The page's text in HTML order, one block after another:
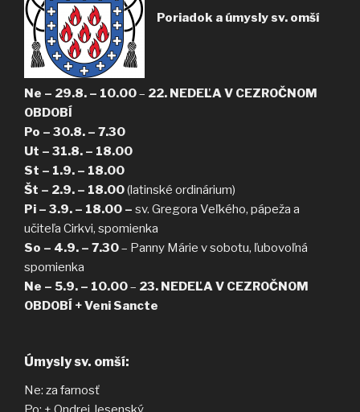
Poriadok a úmysly sv. omší
Ne – 29.8. – 10.00– 22. NEDEĽA V CEZROČNOM
OBDOBÍ
Po – 30.8. – 7.30
Ut – 31.8. – 18.00
St – 1.9. – 18.00
Št – 2.9. – 18.00(latinské ordinárium)
Pi – 3.9. – 18.00 – sv. Gregora Veľkého, pápeža a
učiteľa Cirkvi, spomienka
So – 4.9. – 7.30– Panny Márie v sobotu, ľubovoľná
spomienka
Ne – 5.9. – 10.00– 23. NEDEĽA V CEZROČNOM
OBDOBÍ + Veni Sancte
Úmysly sv. omší:
Ne: za farnosť